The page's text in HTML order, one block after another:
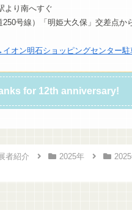
より南へすぐ
250号線）「明姫大久保」交差点か
オン明石ショッピングセンター駐
for 12th anniversary!
者紹介 2025年